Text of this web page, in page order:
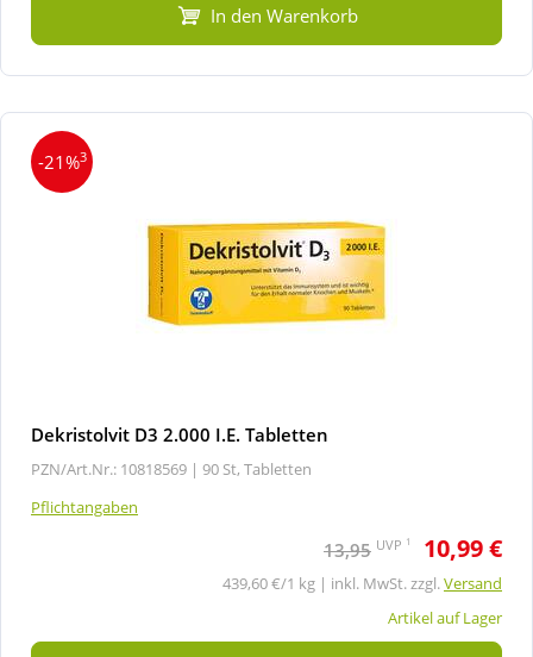
In den Warenkorb
-21%3
Dekristolvit D3 2.000 I.E. Tabletten
PZN/Art.Nr.: 10818569 | 90 St, Tabletten
Pflichtangaben
13,95 UVP 1 10,99 €
439,60 €/1 kg | inkl. MwSt. zzgl.Versand
Artikel auf Lager